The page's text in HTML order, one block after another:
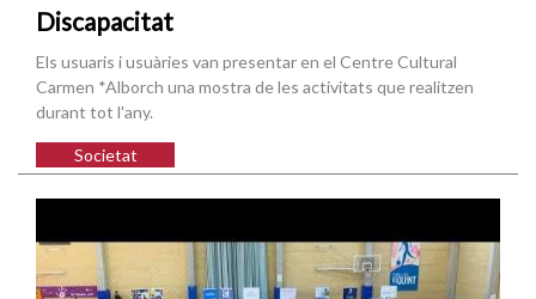
Discapacitat
Els usuaris i usuàries van presentar en el Centre Cultural
Carmen *Alborch una mostra de les activitats que realitzen
durant tot l'any.
Societat